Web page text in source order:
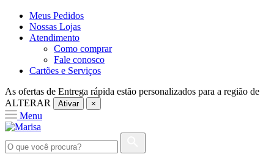
Meus Pedidos
Nossas Lojas
Atendimento
Como comprar
Fale conosco
Cartões e Serviços
As ofertas de Entrega rápida estão personalizados para a região de
ALTERAR
Ativar ×
Menu